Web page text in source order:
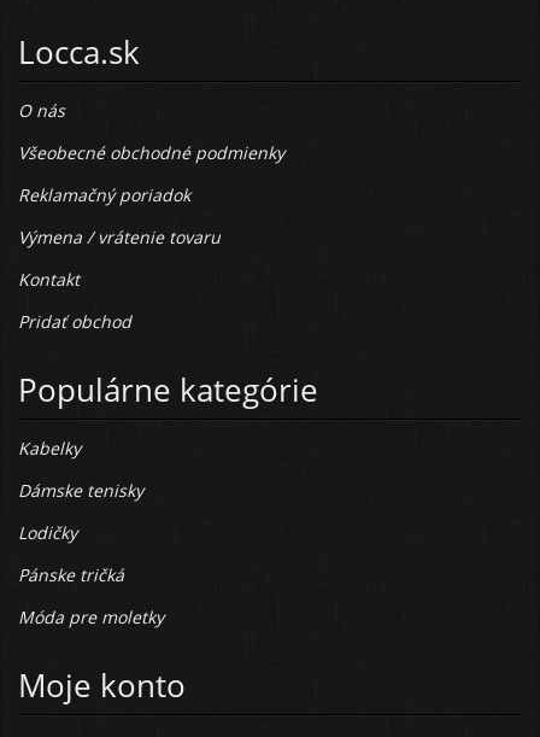
Locca.sk
O nás
Všeobecné obchodné podmienky
Reklamačný poriadok
Výmena / vrátenie tovaru
Kontakt
Pridať obchod
Populárne kategórie
Kabelky
Dámske tenisky
Lodičky
Pánske tričká
Móda pre moletky
Moje konto